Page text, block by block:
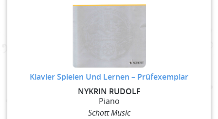
Klavier Spielen Und Lernen – Prüfexemplar
NYKRIN RUDOLF
Piano
Schott Music